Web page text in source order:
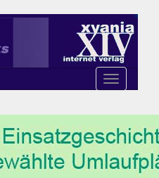
Toggle
navigation